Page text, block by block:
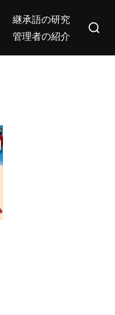
継承語の研究
管理者の紹介
for: